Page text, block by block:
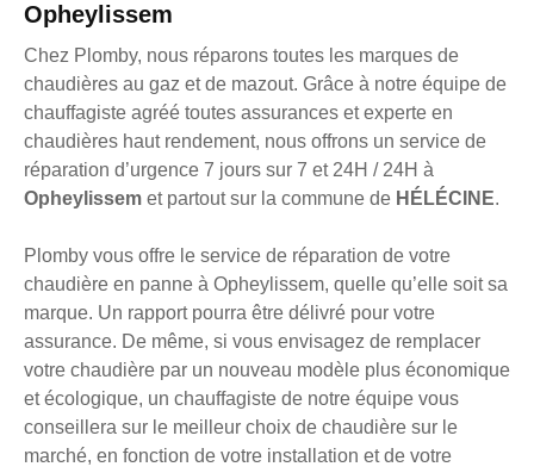
Opheylissem
Chez Plomby, nous réparons toutes les marques de
chaudières au gaz et de mazout. Grâce à notre équipe de
chauffagiste agréé toutes assurances et experte en
chaudières haut rendement, nous offrons un service de
réparation d’urgence 7 jours sur 7 et 24H / 24H à
Opheylissem et partout sur la commune de HÉLÉCINE.
Plomby vous offre le service de réparation de votre
chaudière en panne à Opheylissem, quelle qu’elle soit sa
marque. Un rapport pourra être délivré pour votre
assurance. De même, si vous envisagez de remplacer
votre chaudière par un nouveau modèle plus économique
et écologique, un chauffagiste de notre équipe vous
conseillera sur le meilleur choix de chaudière sur le
marché, en fonction de votre installation et de votre